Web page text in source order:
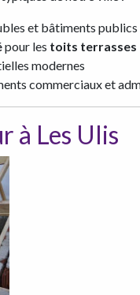
et bâtiments publics
pour les toits terrasses
modernes
commerciaux et
à Les Ulis